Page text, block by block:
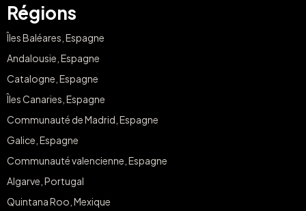
Régions
Îles Baléares, Espagne
Andalousie, Espagne
Catalogne, Espagne
Îles Canaries, Espagne
Communauté de Madrid, Espagne
Galice, Espagne
Communauté valencienne, Espagne
Algarve, Portugal
Quintana Roo, Mexique